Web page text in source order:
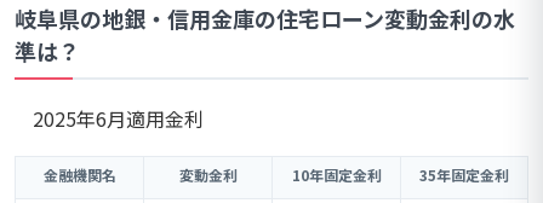
岐阜県の地銀・信用金庫の住宅ローン変動金利の水
準は？
2025年6月適用金利
金融機関名 変動金利 10年固定金利 35年固定金利